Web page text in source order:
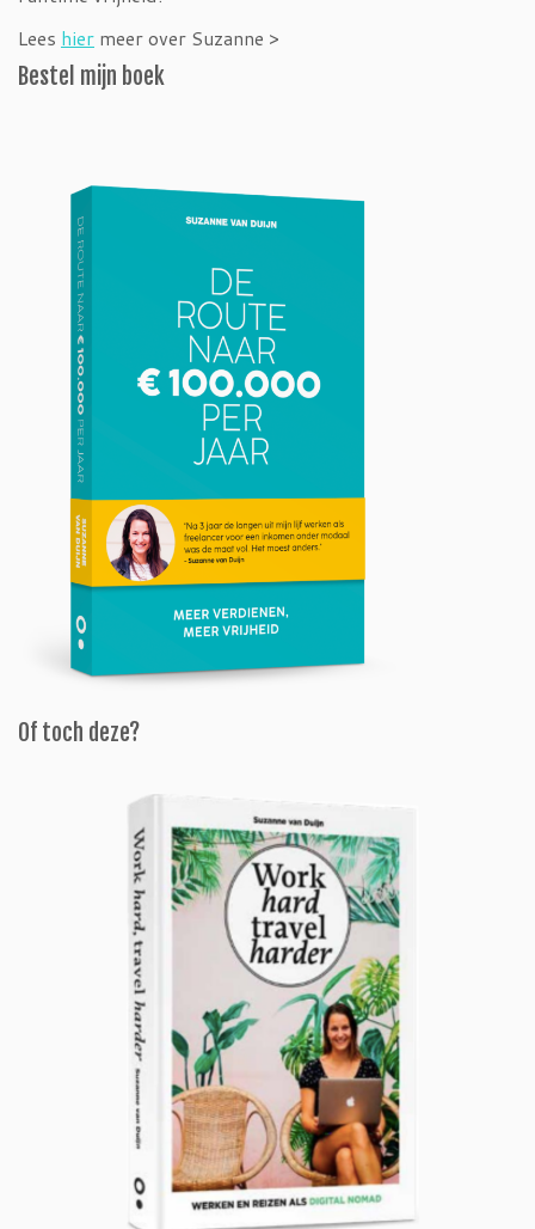
Lees hier meer over Suzanne >
Bestel mijn boek
Of toch deze?